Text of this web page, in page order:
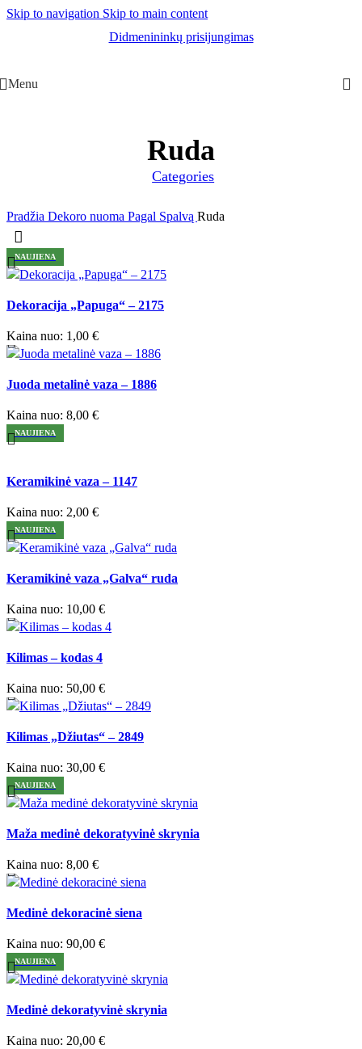
Skip to navigation Skip to main content
Didmenininkų prisijungimas
Menu
Ruda
Categories
Pradžia Dekoro nuoma Pagal Spalvą Ruda
NAUJIENA
Greita peržiūra
Dekoracija „Papuga“ – 2175
Kaina nuo: 1,00 €
Greita peržiūra
Juoda metalinė vaza – 1886
Kaina nuo: 8,00 €
NAUJIENA
Greita peržiūra
Keramikinė vaza – 1147
Kaina nuo: 2,00 €
NAUJIENA
Greita peržiūra
Keramikinė vaza „Galva“ ruda
Kaina nuo: 10,00 €
Greita peržiūra
Kilimas – kodas 4
Kaina nuo: 50,00 €
Greita peržiūra
Kilimas „Džiutas“ – 2849
Kaina nuo: 30,00 €
NAUJIENA
Greita peržiūra
Maža medinė dekoratyvinė skrynia
Kaina nuo: 8,00 €
Greita peržiūra
Medinė dekoracinė siena
Kaina nuo: 90,00 €
NAUJIENA
Greita peržiūra
Medinė dekoratyvinė skrynia
Kaina nuo: 20,00 €